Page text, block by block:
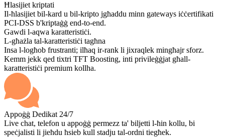
Ħlasijiet kriptati
Il-ħlasijiet bil-kard u bil-kripto jgħaddu minn gateways iċċertifikati
PCI-DSS b'kriptaġġ end-to-end.
Gawdi l-aqwa karatteristiċi.
L-għażla tal-karatteristiċi tagħna
Insa l-logħob frustranti; ilħaq ir-rank li jixraqlek mingħajr sforz.
Kemm jekk qed tixtri TFT Boosting, inti privileġġjat għall-
karatteristiċi premium kollha.
Appoġġ Dedikat 24/7
Live chat, telefon u appoġġ permezz ta' biljetti l-ħin kollu, bi
speċjalisti li jieħdu ħsieb kull stadju tal-ordni tiegħek.